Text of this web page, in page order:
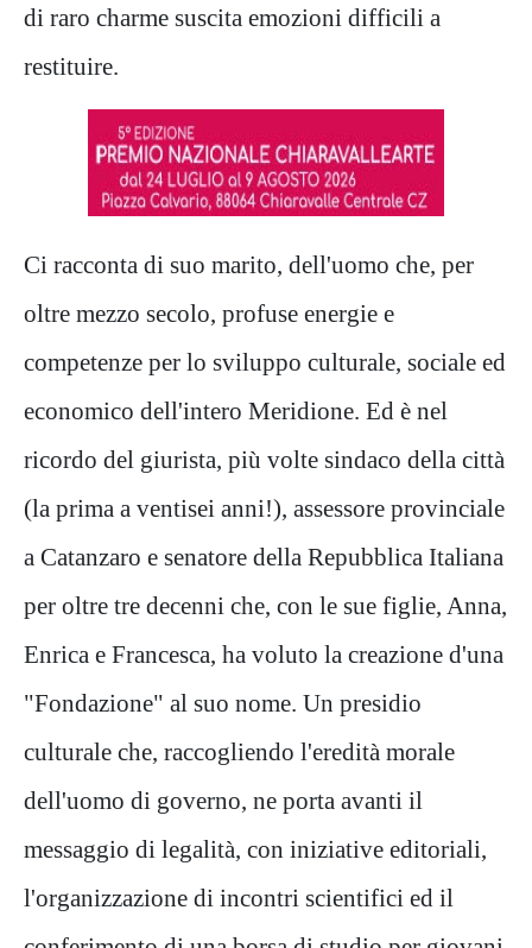
di raro charme suscita emozioni difficili a
restituire.
Ci racconta di suo marito, dell'uomo che, per
oltre mezzo secolo, profuse energie e
competenze per lo sviluppo culturale, sociale ed
economico dell'intero Meridione. Ed è nel
ricordo del giurista, più volte sindaco della città
(la prima a ventisei anni!), assessore provinciale
a Catanzaro e senatore della Repubblica Italiana
per oltre tre decenni che, con le sue figlie, Anna,
Enrica e Francesca, ha voluto la creazione d'una
"Fondazione" al suo nome. Un presidio
culturale che, raccogliendo l'eredità morale
dell'uomo di governo, ne porta avanti il
messaggio di legalità, con iniziative editoriali,
l'organizzazione di incontri scientifici ed il